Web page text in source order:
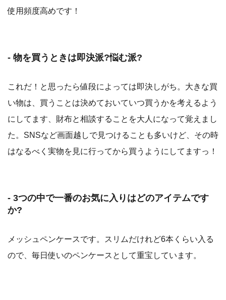
使用頻度高めです！
- 物を買うときは即決派?悩む派?
これだ！と思ったら値段によっては即決しがち。大きな買
い物は、買うことは決めておいていつ買うかを考えるよう
にしてます、財布と相談することを大人になって覚えまし
た。SNSなど画面越しで見つけることも多いけど、その時
はなるべく実物を見に行ってから買うようにしてますっ！
- 3つの中で一番のお気に入りはどのアイテムです
か?
メッシュペンケースです。スリムだけれど6本くらい入る
ので、毎日使いのペンケースとして重宝しています。